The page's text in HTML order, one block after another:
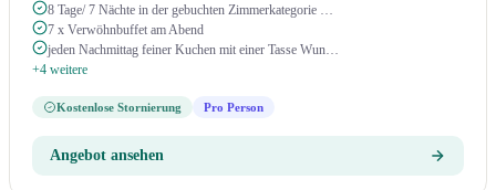
8 Tage/ 7 Nächte in der gebuchten Zimmerkategorie …
7 x Verwöhnbuffet am Abend
jeden Nachmittag feiner Kuchen mit einer Tasse Wun…
+4 weitere
Kostenlose Stornierung Pro Person
Angebot ansehen